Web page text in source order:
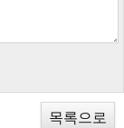
목록으로